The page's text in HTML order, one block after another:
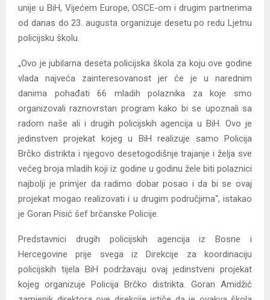
unije u BiH, Vijećem Europe, OSCE-om i drugim partnerima
od danas do 23. augusta organizuje desetu po redu Ljetnu
policijsku školu.
„Ovo je jubilarna deseta policijska škola za koju ove godine
vlada najveća zainteresovanost jer će je u narednim
danima pohađati 66 mladih polaznika za koje smo
organizovali raznovrstan program kako bi se upoznali sa
radom naše ali i drugih policijskih agencija u BiH. Ovo je
jedinstven projekat kojeg u BiH realizuje samo Policija
Brčko distrikta i njegovo desetogodišnje trajanje i želja sve
većeg broja mladih koji iz godine u godinu žele biti polaznici
najbolji je primjer da radimo dobar posao i da bi se ovaj
projekat mogao realizovati i u drugim područjima“, istakao
je Goran Pisić šef brčanske Policije.
Predstavnici drugih policijskih agencija iz Bosne i
Hercegovine prije svega iz Direkcije za koordinaciju
policijskih tijela BiH podržavaju ovaj jedinstveni projekat
kojeg organizuje Policija Brčko distrikta. Goran Amidžić